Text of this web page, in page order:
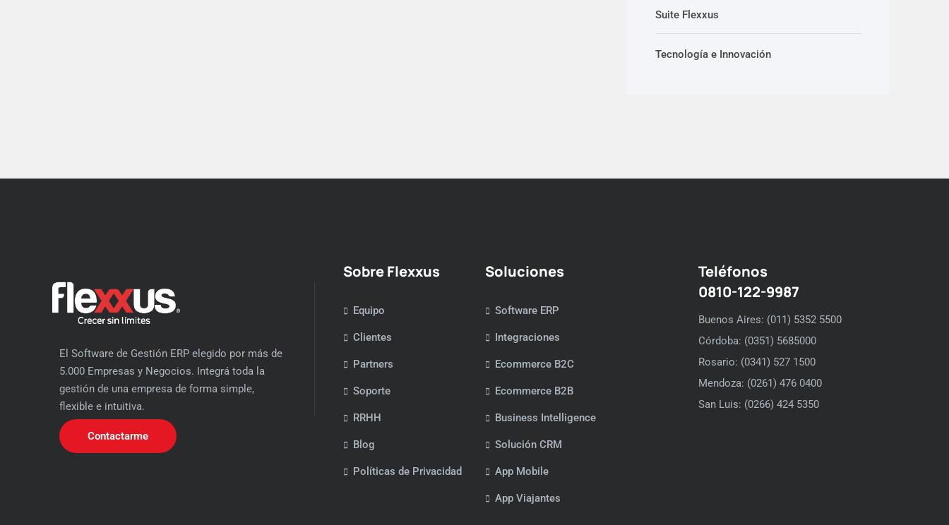
Suite Flexxus
Tecnología e Innovación
El Software de Gestión ERP elegido por más de
5.000 Empresas y Negocios. Integrá toda la
gestión de una empresa de forma simple,
flexible e intuitiva.
Contactarme
Sobre Flexxus
Equipo
Clientes
Partners
Soporte
RRHH
Blog
Políticas de Privacidad
Soluciones
Software ERP
Integraciones
Ecommerce B2C
Ecommerce B2B
Business Intelligence
Solución CRM
App Mobile
App Viajantes
Teléfonos
0810-122-9987
Buenos Aires: (011) 5352 5500
Córdoba: (0351) 5685000
Rosario: (0341) 527 1500
Mendoza: (0261) 476 0400
San Luis: (0266) 424 5350